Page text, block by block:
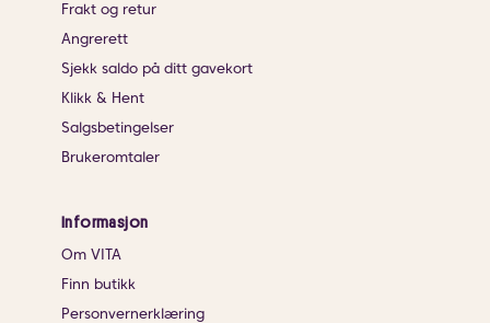
Frakt og retur
Angrerett
Sjekk saldo på ditt gavekort
Klikk & Hent
Salgsbetingelser
Brukeromtaler
Informasjon
Om VITA
Finn butikk
Personvernerklæring